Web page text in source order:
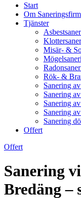
Start
Om
Tjänster
Misär- &
Rök- &
Sanering
Sanering
Sanering
Sanering
Sanering
Offert
Offert
Sanering
Bredäng –